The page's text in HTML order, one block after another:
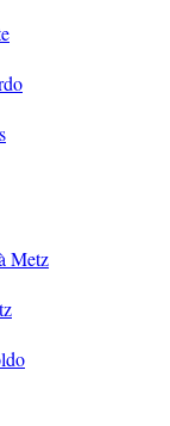
Metz